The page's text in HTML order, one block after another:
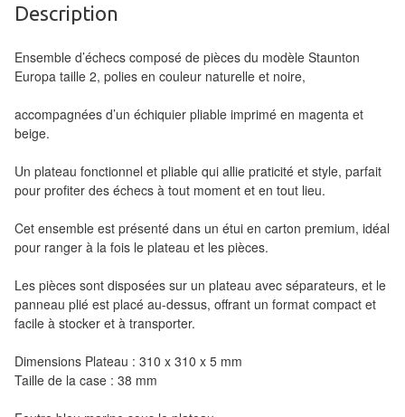
Pour
enfants
Pour
la
Pour
les
initiés
Pour
les
experts
En
Description
Ensemble d’échecs composé de pièces du modèle Staunton
Europa taille 2, polies en couleur naturelle et noire,
accompagnées d’un échiquier pliable imprimé en magenta et
beige.
Un plateau fonctionnel et pliable qui allie praticité et style, parfait
pour profiter des échecs à tout moment et en tout lieu.
Cet ensemble est présenté dans un étui en carton premium, idéal
pour ranger à la fois le plateau et les pièces.
Les pièces sont disposées sur un plateau avec séparateurs, et le
panneau plié est placé au-dessus, offrant un format compact et
facile à stocker et à transporter.
Dimensions Plateau : 310 x 310 x 5 mm
Taille de la case : 38 mm